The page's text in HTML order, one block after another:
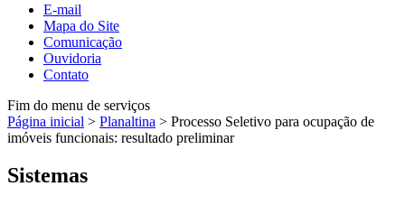
E-mail
Mapa do Site
Comunicação
Ouvidoria
Contato
Fim do menu de serviços
Página inicial > Planaltina > Processo Seletivo para ocupação de
imóveis funcionais: resultado preliminar
Sistemas